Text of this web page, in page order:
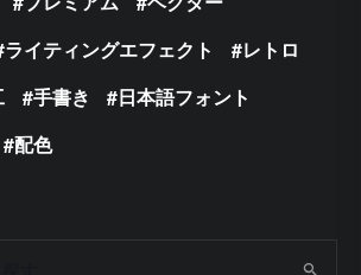
ライティングエフェクト
レトロ
手書き
日本語フォント
配色